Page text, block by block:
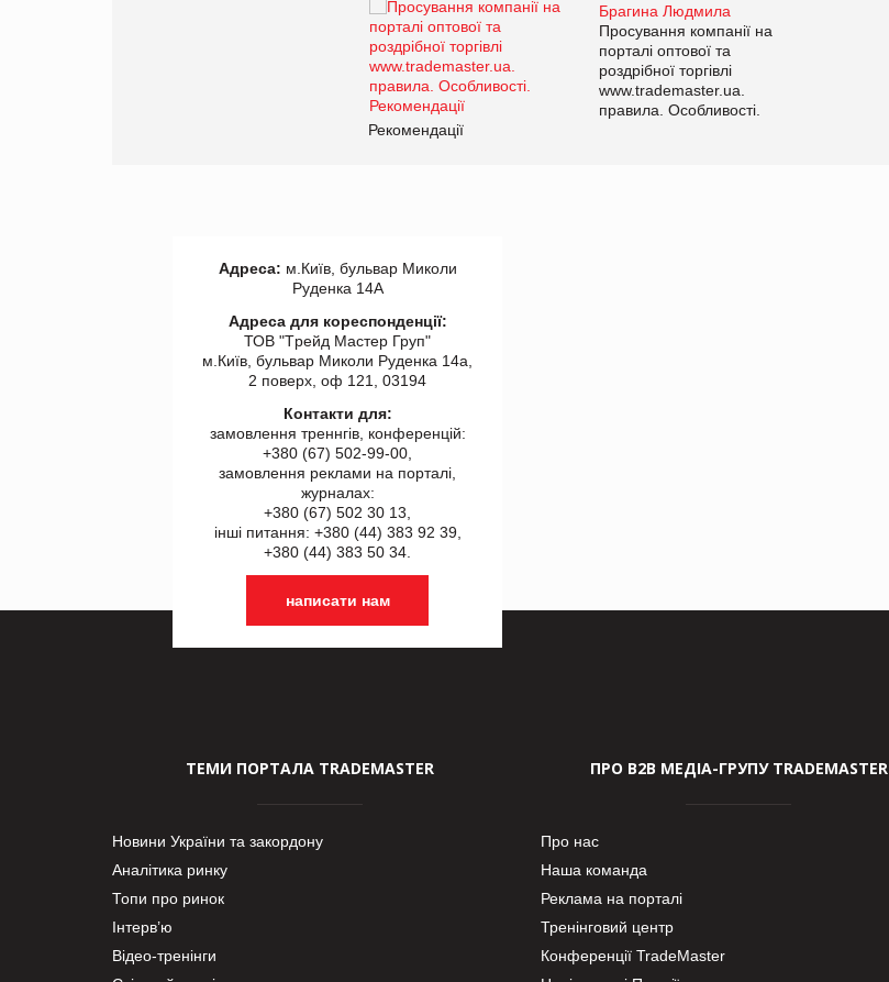
Брагина Людмила
Просування компанії на
порталі оптової та
роздрібної торгівлі
www.trademaster.ua.
правила. Особливості.
Рекомендації
Адреса: м.Київ, бульвар Миколи
Руденка 14А
Адреса для кореспонденції:
ТОВ "Tрейд Мастер Груп"
м.Київ, бульвар Миколи Руденка 14а,
2 поверх, оф 121, 03194
Контакти для:
замовлення треннгів, конференцій:
+380 (67) 502-99-00,
замовлення реклами на порталі,
журналах:
+380 (67) 502 30 13,
інші питання: +380 (44) 383 92 39,
+380 (44) 383 50 34.
написати нам
ТЕМИ ПОРТАЛА TRADEMASTER
Новини України та закордону
Аналітика ринку
Топи про ринок
Інтерв’ю
Відео-тренінги
ПРО В2В МЕДІА-ГРУПУ TRADEMASTER
Про нас
Наша команда
Реклама на порталі
Тренінговий центр
Конференції TradeMaster